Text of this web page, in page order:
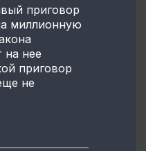
приговор
миллионную
на нее
приговор
не